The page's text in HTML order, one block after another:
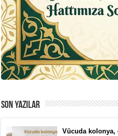
SON YAZILAR
Vücuda